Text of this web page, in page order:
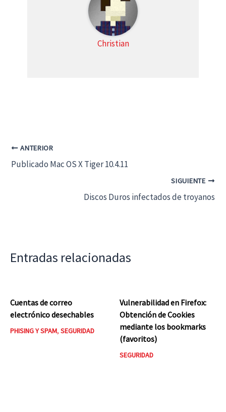
Christian
ANTERIOR
Publicado Mac OS X Tiger 10.4.11
SIGUIENTE
Discos Duros infectados de troyanos
Entradas relacionadas
Cuentas de correo
electrónico desechables
PHISING Y SPAM, SEGURIDAD
Vulnerabilidad en Firefox:
Obtención de Cookies
mediante los bookmarks
(favoritos)
SEGURIDAD